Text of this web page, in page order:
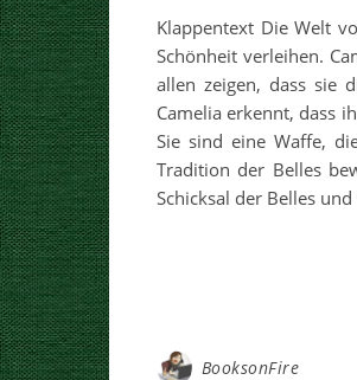
Klappentext Die Welt
Schönheit verleihen.
allen zeigen, dass sie
Camelia erkennt, dass
Sie sind eine Waffe,
Tradition der Belles
Schicksal der Belles
BooksonFire